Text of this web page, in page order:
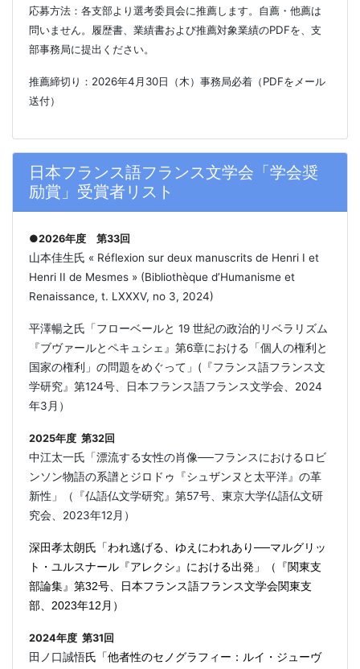
応募方法：各支部より選考委員会に推薦します。自薦・他薦は
問いません。履歴書、業績書および推薦対象業績のPDFを、支
部事務局に提出ください。
推薦締切り：2026年4月30日（木）事務局必着（PDFをメール
送付）
日本フランス語フランス文学会「学会奨
励賞」受賞者リスト
●2026年度 第33回
山本佳生氏 « Réflexion sur deux manuscrits de Henri I et
Henri II de Mesmes » (Bibliothèque d’Humanisme et
Renaissance, t. LXXXV, no 3, 2024)
平澤暢之氏「フローベールと 19 世紀の政治的リベラリズム
『ブヴァールとペキュシェ』第6章における「個人の権利と
国家の権利」の問題をめぐって」(『フランス語フランス文
学研究』第124号、日本フランス語フランス文学会、2024
年3月）
2025年度 第32回
中江太一氏「漂流する女性の肖像──フランスにおけるロビ
ンソン物語の系譜とジロドゥ『シュザンヌと太平洋』の革
新性」（『仏語仏文学研究』第57号、東京大学仏語仏文研
究会、2023年12月）
深田孝太朗氏「われ逃げる、ゆえにわれあり──マルグリッ
ト・ユルスナール『アレクシ』における出発」（『関東支
部論集』第32号、日本フランス語フランス文学会関東支
部、2023年12月）
2024年度 第31回
田ノ口誠悟氏「他者性のセノグラフィー：ルイ・ジューヴ